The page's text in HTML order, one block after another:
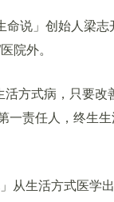
」创始人梁志
院外。
式病，只要改
一责任人，终生
生活方式医学